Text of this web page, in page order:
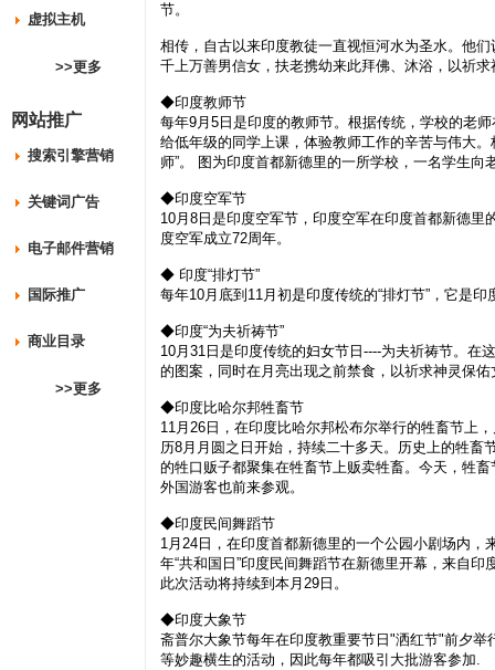
虚拟主机
>>更多
网站推广
搜索引擎营销
关键词广告
电子邮件营销
国际推广
商业目录
>>更多
节。
相传，自古以来印度教徒一直视恒河水为圣水。他
千上万善男信女，扶老携幼来此拜佛、沐浴，以祈求
◆印度教师节
每年9月5日是印度的教师节。根据传统，学校的老
给低年级的同学上课，体验教师工作的辛苦与伟大
师”。 图为印度首都新德里的一所学校，一名学生向
◆印度空军节
10月8日是印度空军节，印度空军在印度首都新德
度空军成立72周年。
◆ 印度“排灯节”
每年10月底到11月初是印度传统的“排灯节”，它是
◆印度“为夫祈祷节”
10月31日是印度传统的妇女节日----为夫祈祷节。在
的图案，同时在月亮出现之前禁食，以祈求神灵保
◆印度比哈尔邦牲畜节
11月26日，在印度比哈尔邦松布尔举行的牲畜节上
历8月月圆之日开始，持续二十多天。历史上的牲畜
的牲口贩子都聚集在牲畜节上贩卖牲畜。今天，牲
外国游客也前来参观。
◆印度民间舞蹈节
1月24日，在印度首都新德里的一个公园小剧场内
年“共和国日”印度民间舞蹈节在新德里开幕，来自
此次活动将持续到本月29日。
◆印度大象节
斋普尔大象节每年在印度教重要节日"洒红节"前夕
等妙趣横生的活动，因此每年都吸引大批游客参加.